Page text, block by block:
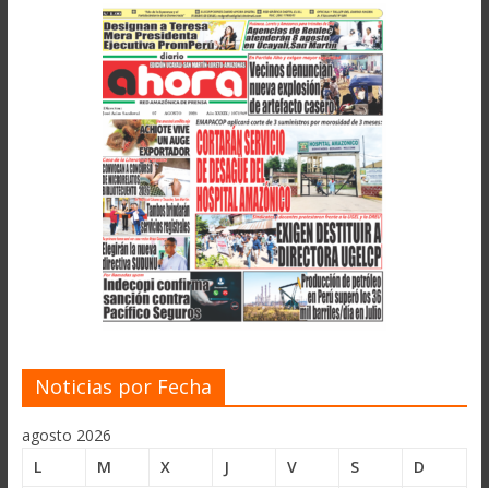
Noticias por Fecha
agosto 2026
L
M X J V S
D